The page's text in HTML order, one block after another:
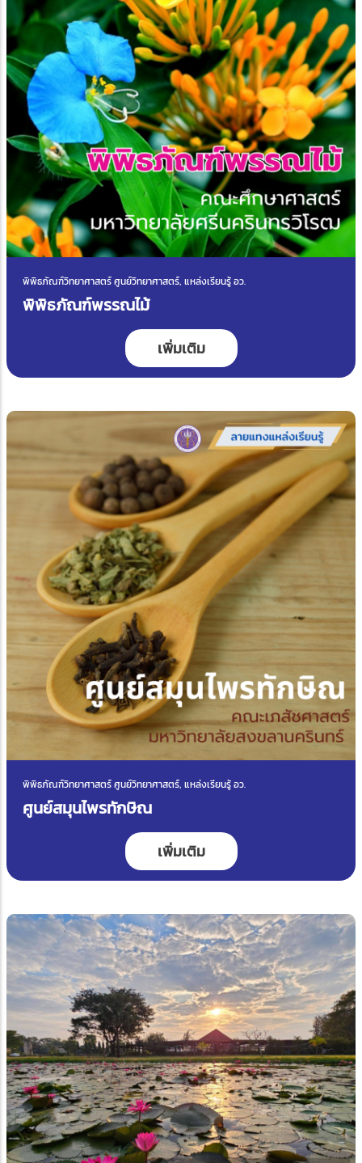
พิพิธภัณฑ์วิทยาศาสตร์ ศูนย์วิทยาศาสตร์, แหล่งเรียนรู้ อว.
พิพิธภัณฑ์พรรณไม้
เพิ่มเติม
พิพิธภัณฑ์วิทยาศาสตร์ ศูนย์วิทยาศาสตร์, แหล่งเรียนรู้ อว.
ศูนย์สมุนไพรทักษิณ
เพิ่มเติม